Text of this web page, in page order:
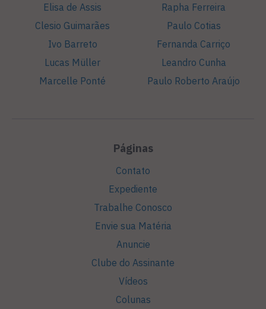
Elisa de Assis
Clesio Guimarães
Ivo Barreto
Lucas Müller
Marcelle Ponté
Rapha Ferreira
Paulo Cotias
Fernanda Carriço
Leandro Cunha
Paulo Roberto Araújo
Páginas
Contato
Expediente
Trabalhe Conosco
Envie sua Matéria
Anuncie
Clube do Assinante
Vídeos
Colunas